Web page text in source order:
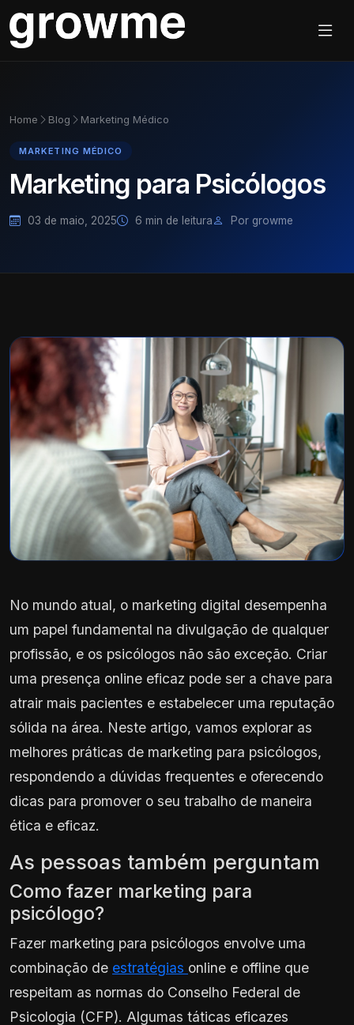
Home Blog Marketing Médico
MARKETING MÉDICO
Marketing para Psicólogos
03 de maio, 2025 6 min de leitura Por growme
No mundo atual, o marketing digital desempenha
um papel fundamental na divulgação de qualquer
profissão, e os psicólogos não são exceção. Criar
uma presença online eficaz pode ser a chave para
atrair mais pacientes e estabelecer uma reputação
sólida na área. Neste artigo, vamos explorar as
melhores práticas de marketing para psicólogos,
respondendo a dúvidas frequentes e oferecendo
dicas para promover o seu trabalho de maneira
ética e eficaz.
As pessoas também perguntam
Como fazer marketing para
psicólogo?
Fazer marketing para psicólogos envolve uma
combinação de estratégias online e offline que
respeitam as normas do Conselho Federal de
Psicologia (CFP). Algumas táticas eficazes